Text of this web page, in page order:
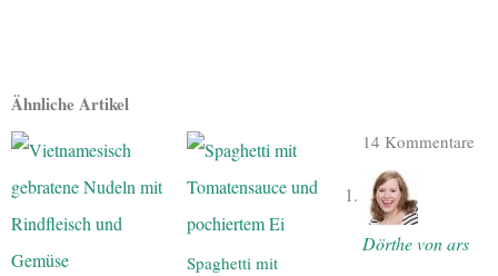
Ähnliche Artikel
Spaghetti mit
14 Kommentare
Dörthe von ars